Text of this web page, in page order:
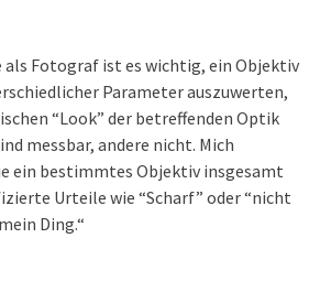
als Fotograf ist es wichtig, ein Objektiv
Parameter auszuwerten,
“Look” der betreffenden Optik
messbar, andere nicht. Mich
ein bestimmtes Objektiv insgesamt
Urteile wie “Scharf” oder “nicht
Ding.“